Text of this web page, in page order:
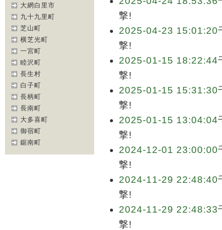
大網白里市
九十九里町
芝山町
横芝光町
一宮町
睦沢町
長生村
白子町
長柄町
長南町
大多喜町
御宿町
鋸南町
撃!
2025-04-23 15:01:20
撃!
2025-01-15 18:22:44
撃!
2025-01-15 15:31:30
撃!
2025-01-15 13:04:04
撃!
2024-12-01 23:00:00
撃!
2024-11-29 22:48:40
撃!
2024-11-29 22:48:33
撃!